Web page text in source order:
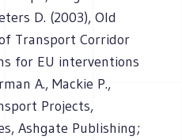
D. (2003), Old
Transport Corridor
for EU interventions
A., Mackie P.,
Projects,
Ashgate Publishing;